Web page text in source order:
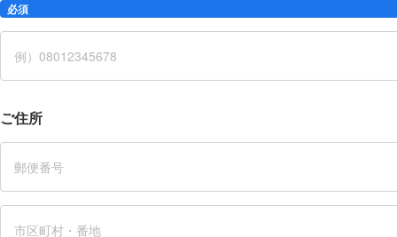
必須
ご住所